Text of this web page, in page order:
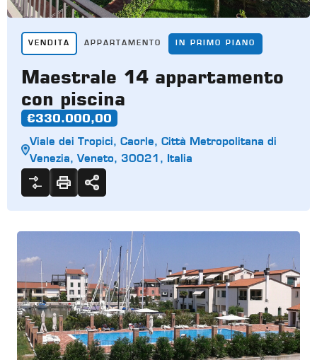
VENDITA APPARTAMENTO IN PRIMO PIANO
Maestrale 14 appartamento
con piscina
€330.000,00
Viale dei Tropici, Caorle, Città Metropolitana di
Venezia, Veneto, 30021, Italia